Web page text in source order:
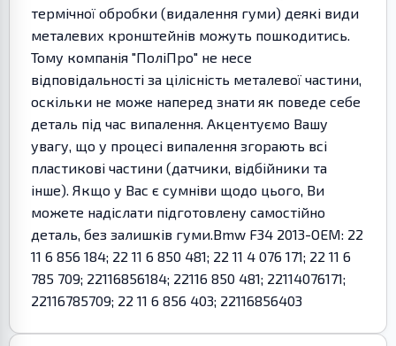
термічної обробки (видалення гуми) деякі види
металевих кронштейнів можуть пошкодитись.
Тому компанія "ПоліПро" не несе
відповідальності за цілісність металевої частини,
оскільки не може наперед знати як поведе себе
деталь під час випалення. Акцентуємо Вашу
увагу, що у процесі випалення згорають всі
пластикові частини (датчики, відбійники та
інше). Якщо у Вас є сумніви щодо цього, Ви
можете надіслати підготовлену самостійно
деталь, без залишків гуми.Bmw F34 2013-OEM: 22
11 6 856 184; 22 11 6 850 481; 22 11 4 076 171; 22 11 6
785 709; 22116856184; 22116 850 481; 22114076171;
22116785709; 22 11 6 856 403; 22116856403